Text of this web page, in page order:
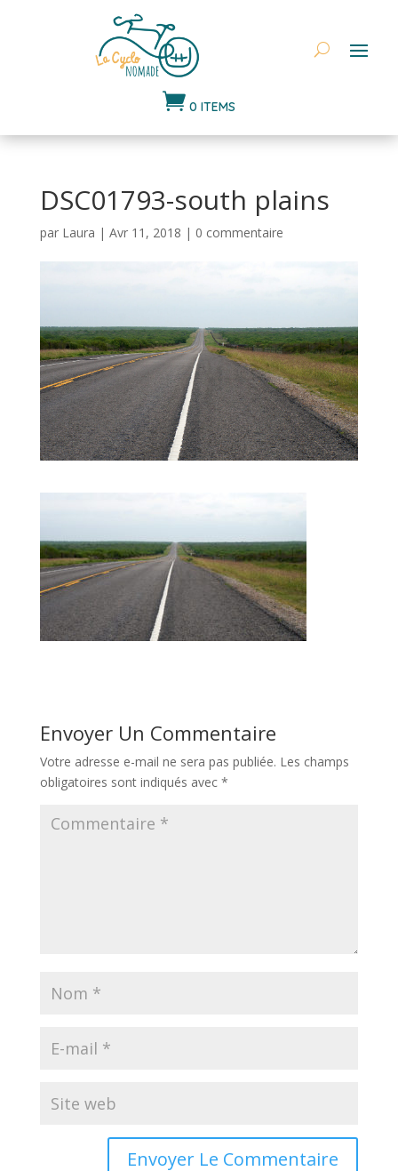
 0 ITEMS
DSC01793-south plains
par Laura | Avr 11, 2018 | 0 commentaire
Envoyer Un Commentaire
Votre adresse e-mail ne sera pas publiée. Les champs
obligatoires sont indiqués avec *